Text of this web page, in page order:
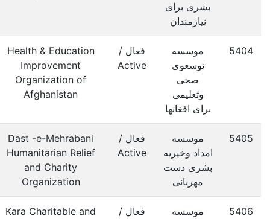
بشری برای
نیازمندان
5404
موسسه
توسعوی
صحی
وتعلیمی
برای افغانها
فعال /
Active
Health & Education
Improvement
Organization of
Afghanistan
5405
موسسه
امداد وخیریه
بشری دست
مهربانی
فعال /
Active
Dast -e-Mehrabani
Humanitarian Relief
and Charity
Organization
5406
موسسه
فعال /
Kara Charitable and